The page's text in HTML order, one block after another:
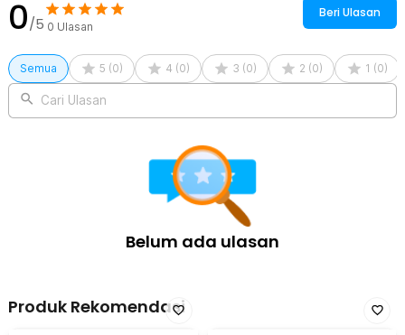
0/5 0 Ulasan
Beri Ulasan
Semua 5 (0) 4 (0) 3 (0) 2 (0) 1 (0)
Cari Ulasan
Belum ada ulasan
Produk Rekomendasi